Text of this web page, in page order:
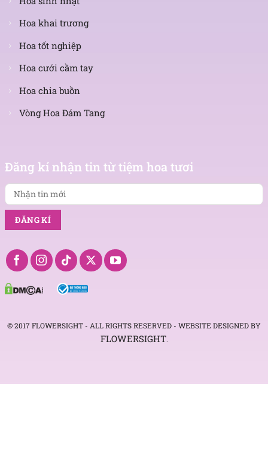
Hoa khai trương
Hoa tốt nghiệp
Hoa cưới cầm tay
Hoa chia buồn
Vòng Hoa Đám Tang
Đăng kí nhận tin từ tiệm hoa tươi
tin
mới
© 2017 FLOWERSIGHT - ALL RIGHTS RESERVED - WEBSITE DESIGNED BY
FLOWERSIGHT.